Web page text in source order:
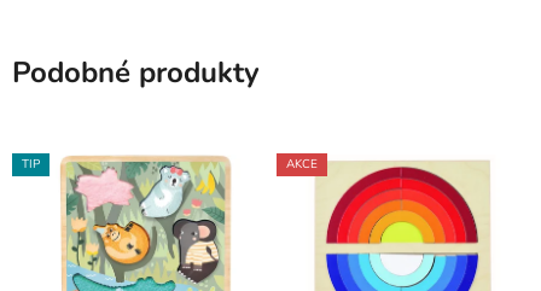
Podobné produkty
TIP AKCE